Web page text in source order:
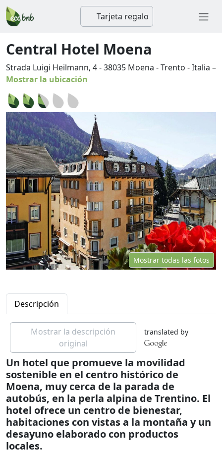
Tarjeta regalo
Central Hotel Moena
Strada Luigi Heilmann, 4-38035 Moena -Trento -Italia –
Mostrar la ubicación
Mostrar todas las fotos
Descripción
Mostrar la descripción
original
translated by
Un hotel que promueve la movilidad
sostenible en el centro histórico de
Moena, muy cerca de la parada de
autobús, en la perla alpina de Trentino. El
hotel ofrece un centro de bienestar,
habitaciones con vistas a la montaña y un
desayuno elaborado con productos
locales.